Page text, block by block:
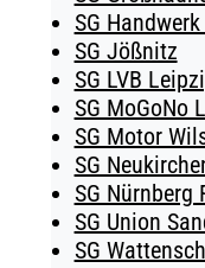
SG
SG Jößnitz
SG LVB
SG MoGoNo
SG Motor
SG
SG Nürnberg
SG Union
SG